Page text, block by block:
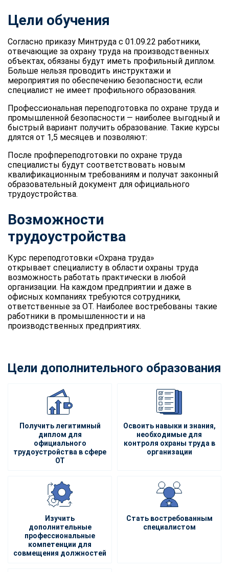
Цели обучения
Согласно приказу Минтруда с 01.09.22 работники,
отвечающие за охрану труда на производственных
объектах, обязаны будут иметь профильный диплом.
Больше нельзя проводить инструктажи и
мероприятия по обеспечению безопасности, если
специалист не имеет профильного образования.
Профессиональная переподготовка по охране труда и
промышленной безопасности — наиболее выгодный и
быстрый вариант получить образование. Такие курсы
длятся от 1,5 месяцев и позволяют:
После профпереподготовки по охране труда
специалисты будут соответствовать новым
квалификационным требованиям и получат законный
образовательный документ для официального
трудоустройства.
Возможности
трудоустройства
Курс переподготовки «Охрана труда»
открывает специалисту в области охраны труда
возможность работать практически в любой
организации. На каждом предприятии и даже в
офисных компаниях требуются сотрудники,
ответственные за ОТ. Наиболее востребованы такие
работники в промышленности и на
производственных предприятиях.
Цели дополнительного образования
Получить легитимный
диплом для
официального
трудоустройства в сфере
ОТ
Освоить навыки и знания,
необходимые для
контроля охраны труда в
организации
Изучить
дополнительные
профессиональные
компетенции для
совмещения должностей
Стать востребованным
специалистом